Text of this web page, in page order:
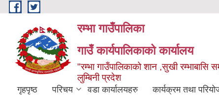
Skip to main content
रम्भा गाउँपालिका
गाउँ कार्यपालिकाको कार्यालय
"रम्भा गाउँपालिकाको शान ,सुखी रम्भाबासि
लुम्बिनी प्रदेश
गृहपृष्ठ परिचय वडा कार्यालयहरु कार्यक्रम तथा